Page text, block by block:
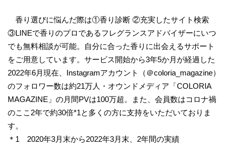
香り選びに悩んだ際は①香り診断 ②充実したサイト検索
③LINEで香りのプロであるフレグランスアドバイザーにいつ
でも無料相談が可能。自分に合った香りに出会えるサポート
をご用意しています。サービス開始から3年5か月が経過した
2022年6月現在、Instagramアカウント（＠coloria_magazine）
のフォロワー数は約21万人・オウンドメディア「COLORIA
MAGAZINE」の月間PVは100万超。また、会員数はコロナ禍
のここ2年で約30倍*1と多くの方に支持をいただいておりま
す。
＊1 2020年3月末から2022年3月末、2年間の実績